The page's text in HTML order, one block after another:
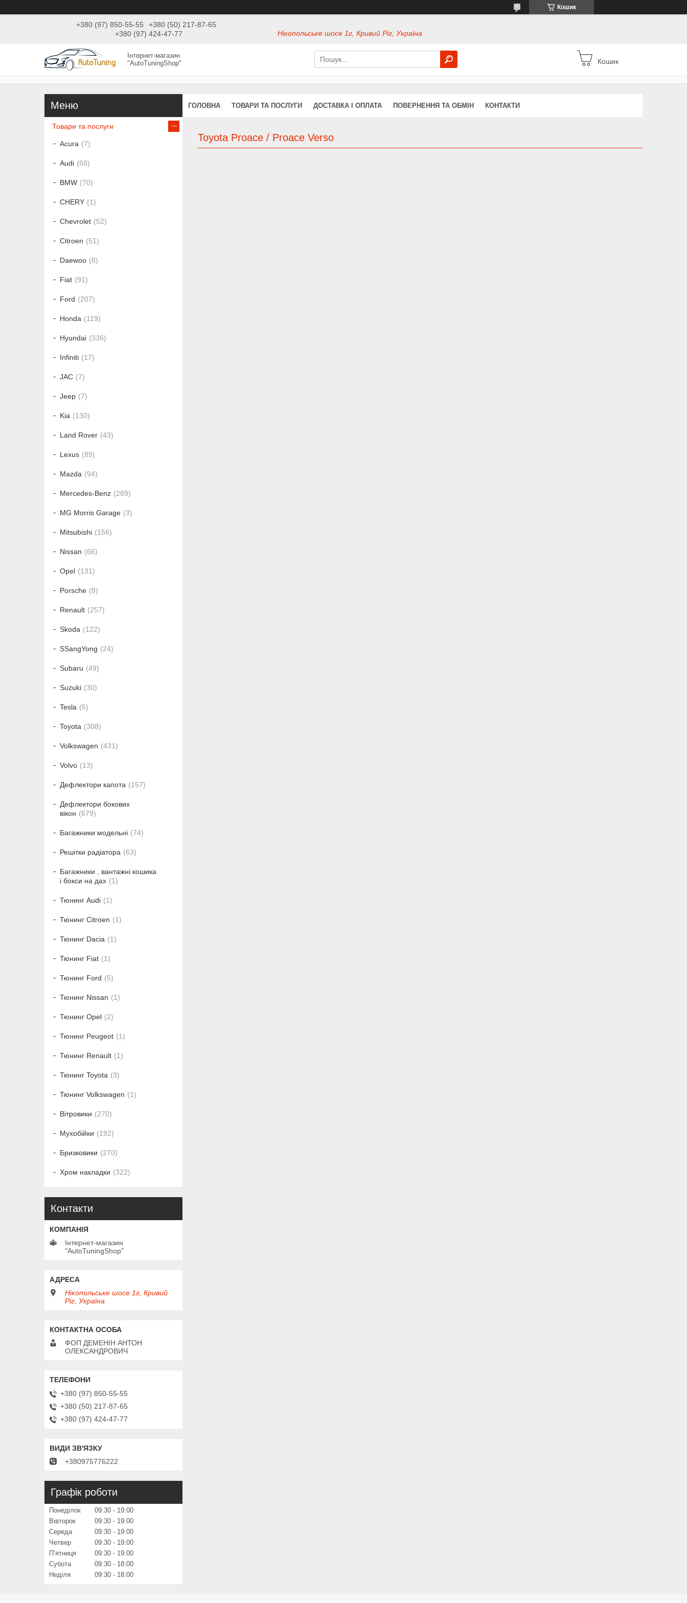
Кошик
+380 (97) 850-55-55
+380 (50) 217-87-65
+380 (97) 424-47-77
Нікопольське шосе 1г, Кривий Ріг, Україна
Інтернет-магазин
"AutoTuningShop"
Кошик
ГОЛОВНА ТОВАРИ ТА ПОСЛУГИ ДОСТАВКА І ОПЛАТА ПОВЕРНЕННЯ ТА ОБМІН КОНТАКТИ
Toyota Proace / Proace Verso
Товари та послуги
Acura 7
Audi 68
BMW 70
CHERY 1
Chevrolet 52
Citroen 51
Daewoo 8
Fiat 91
Ford 207
Honda 119
Hyundai 336
Infiniti 17
JAC 7
Jeep 7
Kia 130
Land Rover 43
Lexus 89
Mazda 94
Mercedes-Benz 289
MG Morris Garage 3
Mitsubishi 156
Nissan 66
Opel 131
Porsche 8
Renault 257
Skoda 122
SSangYong 24
Subaru 49
Suzuki 30
Tesla 5
Toyota 308
Volkswagen 431
Volvo 13
Дефлектори капота 157
Дефлектори бокових
вікон
679
Багажники модельні 74
Решітки радіатора 63
Багажники , вантажні кошика
і бокси на дах
1
Тюнинг Audi 1
Тюнинг Citroen 1
Тюнинг Dacia 1
Тюнинг Fiat 1
Тюнинг Ford 5
Тюнинг Nissan 1
Тюнинг Opel 2
Тюнинг Peugeot 1
Тюнинг Renault 1
Тюнинг Toyota 3
Тюнинг Volkswagen 1
Вітровики 270
Мухобійки 192
Бризковики 270
Хром накладки 322
Контакти
Інтернет-магазин
"AutoTuningShop"
Нікопольське шосе 1г, Кривий
Ріг, Україна
ФОП ДЕМЕНІН АНТОН
ОЛЕКСАНДРОВИЧ
+380 (97) 850-55-55
+380 (50) 217-87-65
+380 (97) 424-47-77
+380975776222
Графік роботи
Понеділок 09:30
19:00
Вівторок
09:30
19:00
Середа
09:30
19:00
Четвер
09:30
19:00
Пʼятниця
09:30
19:00
Субота
09:30
18:00
Неділя
09:30 18:00